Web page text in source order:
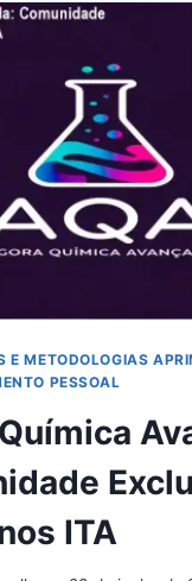
E METODOLOGIAS
PESSOAL
ITA